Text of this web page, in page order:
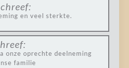
en veel sterkte.
onze oprechte deelneming
familie